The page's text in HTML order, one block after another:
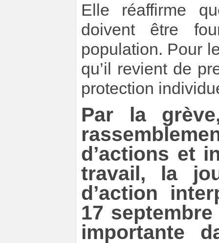
Elle réaffirme
doivent être
population. Pour
qu’il revient de
protection
Par la
d’actions et
travail, la
d’action
17
importante